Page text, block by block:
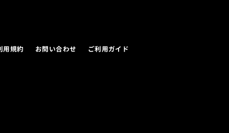
用規約 お問い合わせ ご利用ガイド